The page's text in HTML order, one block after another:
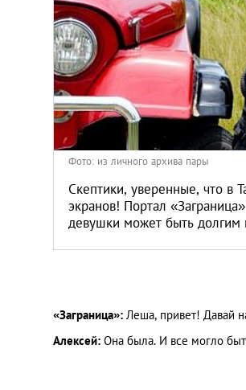
Москва
Париж
Паттайя
Санкт-Петербург
Фото: из личного архива пары
Скептики, уверенные, что в
экранов! Портал
девушки может быть долгим
«Заграница»: Леша, привет! Давай
Алексей: Она была. И все могло